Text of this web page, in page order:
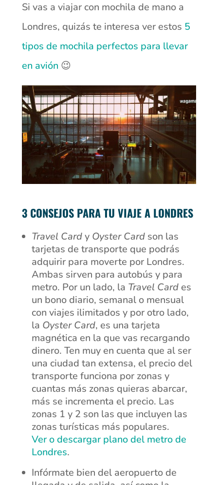
Si vas a viajar con mochila de mano a
Londres, quizás te interesa ver estos 5
tipos de mochila perfectos para llevar
en avión 😉
3 CONSEJOS PARA TU VIAJE A LONDRES
Travel Cardy Oyster Cardson las
tarjetas de transporte que podrás
adquirir para moverte por Londres.
Ambas sirven para autobús y para
metro. Por un lado, la Travel Cardes
un bono diario, semanal o mensual
con viajes ilimitados y por otro lado,
la Oyster Card, es una tarjeta
magnética en la que vas recargando
dinero. Ten muy en cuenta que al ser
una ciudad tan extensa, el precio del
transporte funciona por zonas y
cuantas más zonas quieras abarcar,
más se incrementa el precio. Las
zonas 1 y 2 son las que incluyen las
zonas turísticas más populares.
Ver o descargar plano del metro de
Londres.
Infórmate bien del aeropuerto de